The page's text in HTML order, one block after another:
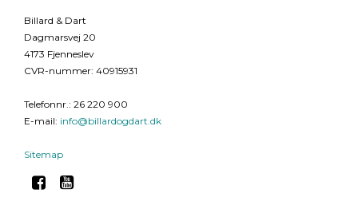
Billard & Dart
Dagmarsvej 20
4173 Fjenneslev
CVR-nummer: 40915931
Telefonnr.: 26 220 900
E-mail: info@billardogdart.dk
Sitemap